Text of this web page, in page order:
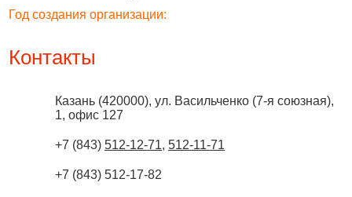
Год создания организации:
Контакты
Казань (420000), ул. Васильченко (7-я союзная),
1, офис 127
+7 (843) 512-12-71, 512-11-71
+7 (843) 512-17-82